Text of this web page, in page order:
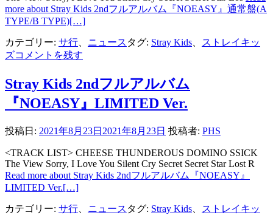
more about Stray Kids 2ndフルアルバム『NOEASY』通常盤(A
TYPE/B TYPE)[…]
カテゴリー: サ行 ニュース タグ: Stray Kids
ストレイキッ
ズコメントを残す
Stray Kids 2ndフルアルバム
『NOEASY』LIMITED Ver.
投稿日: 2021年8月23日 2021年8月23日 投稿者: PHS
<TRACK LIST> CHEESE THUNDEROUS DOMINO SSICK
The View Sorry, I Love You Silent Cry Secret Secret Star Lost R
Read more about Stray Kids 2ndフルアルバム『NOEASY』
LIMITED Ver.[…]
カテゴリー: サ行 ニュース タグ: Stray Kids
ストレイキッ